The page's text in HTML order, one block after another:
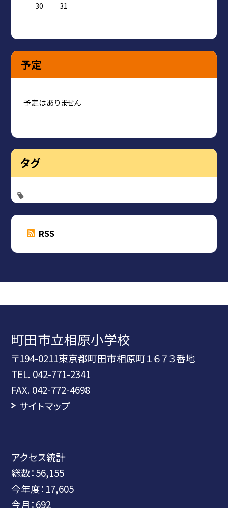
30
31
予定
予定はありません
タグ
RSS
町田市立相原小学校
〒194-0211東京都町田市相原町１６７３番地
TEL. 042-771-2341
FAX. 042-772-4698
サイトマップ
アクセス統計
総数：56,155
今年度： 17,605
今月：692